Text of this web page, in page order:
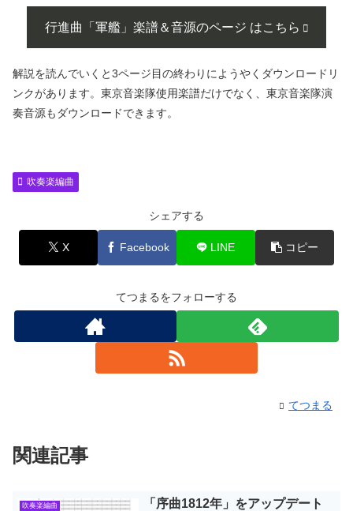
行進曲「軍艦」楽譜＆音源のページ はこちら
解説を読んでいくと3ページ目の終わりにようやくダウンロードリ
ンクがあります。東京音楽隊使用楽譜だけでなく、東京音楽隊演
奏音源もダウンロードできます。
吹奏楽編曲
シェアする
X Facebook LINE コピー
てつまるをフォローする
てつまる
関連記事
吹奏楽編曲
「序曲1812年」をアップデート